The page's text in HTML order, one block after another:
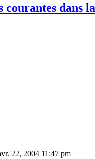
courantes dans
22, 2004 11:47 pm